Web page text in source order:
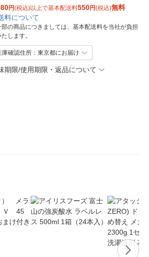
円(税込)以上で基本配送料550円(税込)無料
料について
部の商品につきましては、基本配送料を当社が負担
たします。
庫確認住所：東京都にお届け
期限/使用期限・返品について